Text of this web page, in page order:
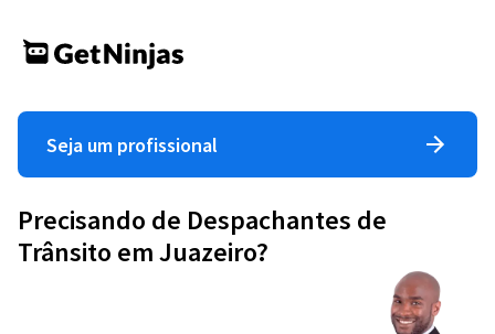
Seja um profissional
Precisando de Despachantes de
Trânsito em Juazeiro?